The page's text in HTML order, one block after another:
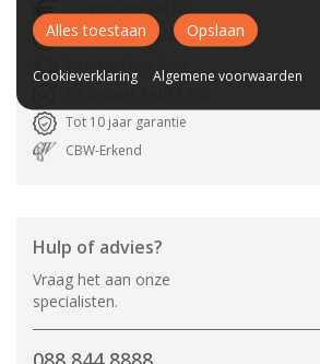
Gratis parkeerplaats
Tot 10 jaar garantie
CBW-Erkend
Hulp of advies?
Vraag het aan onze
specialisten.
Alles toestaan Opslaan
Cookieverklaring Algemene voorwaarden